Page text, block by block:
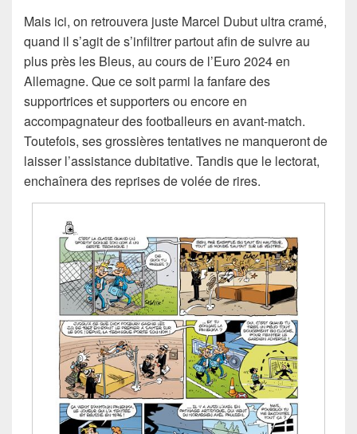
Mais ici, on retrouvera juste Marcel Dubut ultra cramé,
quand il s’agit de s’infiltrer partout afin de suivre au
plus près les Bleus, au cours de l’Euro 2024 en
Allemagne. Que ce soit parmi la fanfare des
supportrices et supporters ou encore en
accompagnateur des footballeurs en avant-match.
Toutefois, ses grossières tentatives ne manqueront de
laisser l’assistance dubitative. Tandis que le lectorat,
enchaînera des reprises de volée de rires.